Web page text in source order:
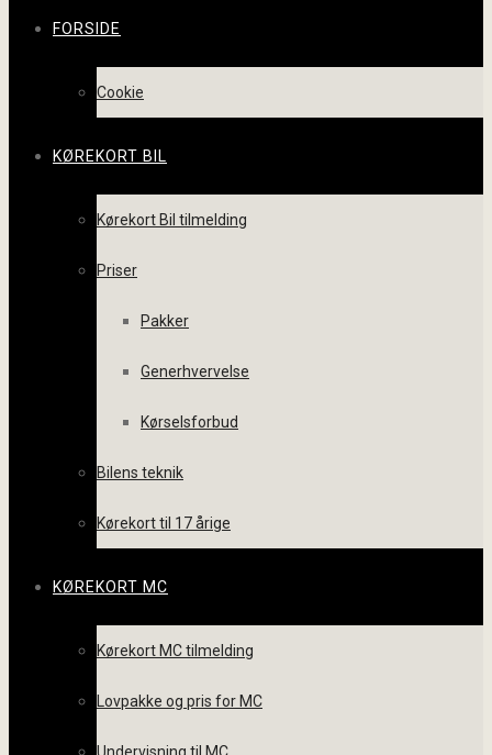
FORSIDE
Cookie
KØREKORT BIL
Kørekort Bil tilmelding
Priser
Pakker
Generhvervelse
Kørselsforbud
Bilens teknik
Kørekort til 17 årige
KØREKORT MC
Kørekort MC tilmelding
Lovpakke og pris for MC